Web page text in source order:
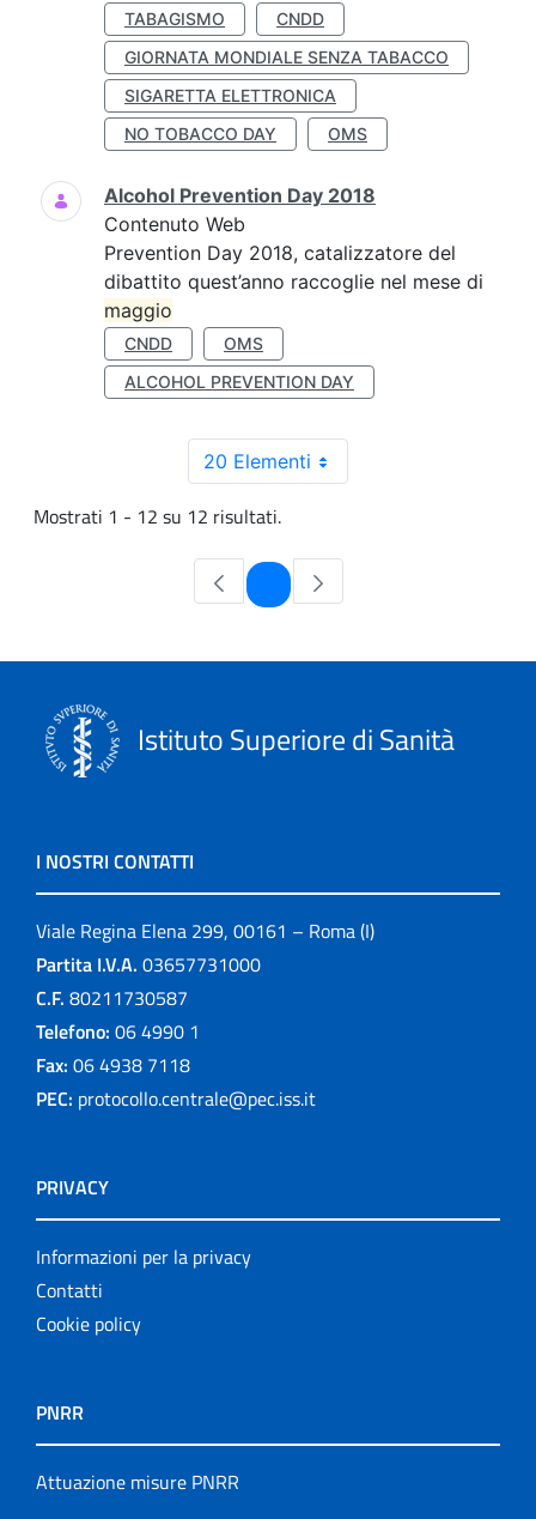
TABAGISMO
CNDD
GIORNATA MONDIALE SENZA TABACCO
SIGARETTA ELETTRONICA
NO TOBACCO DAY
OMS
Alcohol Prevention Day 2018
Contenuto Web
Prevention Day 2018, catalizzatore del
dibattito quest’anno raccoglie nel mese di
maggio
CNDD
OMS
ALCOHOL PREVENTION DAY
20 Elementi
Mostrati 1 - 12 su 12 risultati.
Pagina
Istituto Superiore di Sanità
I NOSTRI CONTATTI
Viale Regina Elena 299, 00161 – Roma (I)
Partita I.V.A. 03657731000
C.F. 80211730587
Telefono: 06 4990 1
Fax: 06 4938 7118
PEC: protocollo.centrale@pec.iss.it
PRIVACY
Informazioni per la privacy
Contatti
Cookie policy
PNRR
Attuazione misure PNRR